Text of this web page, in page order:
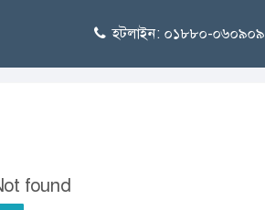
হটলাইন: ০১৮৮০-০৬০৯০৯
found